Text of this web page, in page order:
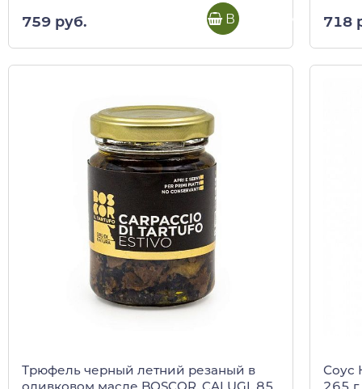
759 руб. В корзину 718
Трюфель черный летний резаный в
Соус